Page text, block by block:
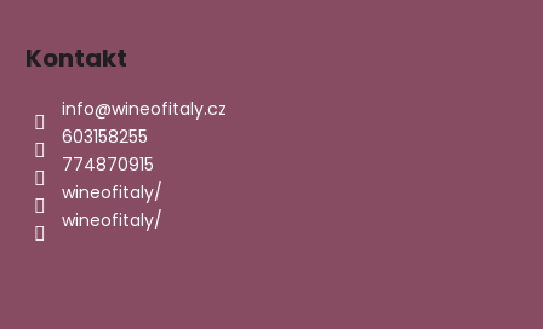
Kontakt
info@wineofitaly.cz
603158255
774870915
wineofitaly/
wineofitaly/